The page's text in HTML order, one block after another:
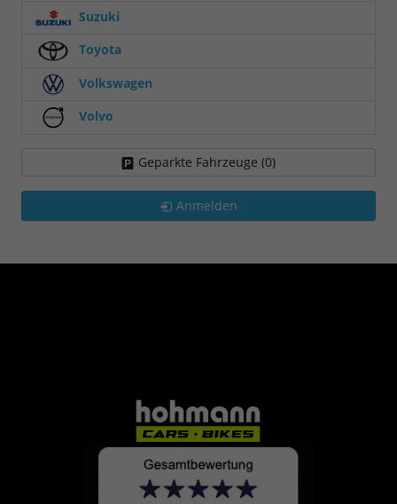
Suzuki
Toyota
Volkswagen
Volvo
Geparkte Fahrzeuge (0)
Anmelden